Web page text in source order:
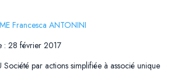
Francesca ANTONINI
: 28 février 2017
par actions simplifiée à associé unique